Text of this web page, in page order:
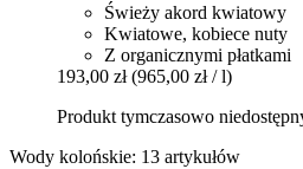
Świeży akord kwiatowy
Kwiatowe, kobiece nuty
Z organicznymi płatkami
193,00 zł (965,00 zł / l)
Produkt tymczasowo
Wody kolońskie: 13 artykułów